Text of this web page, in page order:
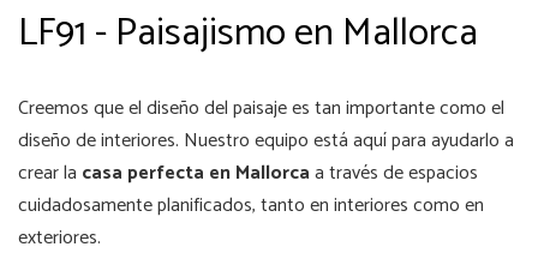
LF91 - Paisajismo en Mallorca
Creemos que el diseño del paisaje es tan importante como el
diseño de interiores. Nuestro equipo está aquí para ayudarlo a
crear la casa perfecta en Mallorcaa través de espacios
cuidadosamente planificados, tanto en interiores como en
exteriores.